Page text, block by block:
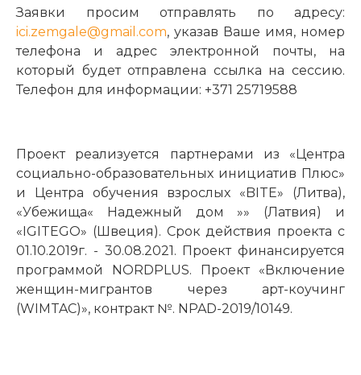
Заявки просим отправлять по адресу:
ici.zemgale@gmail.com, указав Ваше имя, номер
телефона и адрес электронной почты, на
который будет отправлена ссылка на сессию.
Телефон для информации: +371 25719588
Проект реализуется партнерами из «Центра
социально-образовательных инициатив Плюс»
и Центра обучения взрослых «BITE» (Литва),
«Убежища« Надежный дом »» (Латвия) и
«IGITEGO» (Швеция). Срок действия проекта с
01.10.2019г. - 30.08.2021. Проект финансируется
программой NORDPLUS. Проект «Включение
женщин-мигрантов через арт-коучинг
(WIMTAC)», контракт №. NPAD-2019/10149.